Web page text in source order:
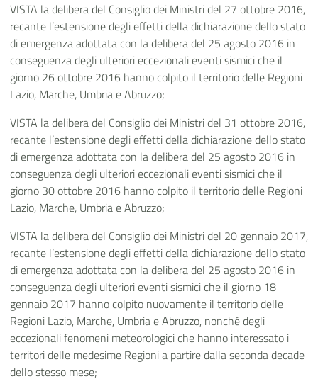
VISTA la delibera del Consiglio dei Ministri del 27 ottobre 2016,
recante l’estensione degli effetti della dichiarazione dello stato
di emergenza adottata con la delibera del 25 agosto 2016 in
conseguenza degli ulteriori eccezionali eventi sismici che il
giorno 26 ottobre 2016 hanno colpito il territorio delle Regioni
Lazio, Marche, Umbria e Abruzzo;
VISTA la delibera del Consiglio dei Ministri del 31 ottobre 2016,
recante l’estensione degli effetti della dichiarazione dello stato
di emergenza adottata con la delibera del 25 agosto 2016 in
conseguenza degli ulteriori eccezionali eventi sismici che il
giorno 30 ottobre 2016 hanno colpito il territorio delle Regioni
Lazio, Marche, Umbria e Abruzzo;
VISTA la delibera del Consiglio dei Ministri del 20 gennaio 2017,
recante l’estensione degli effetti della dichiarazione dello stato
di emergenza adottata con la delibera del 25 agosto 2016 in
conseguenza degli ulteriori eventi sismici che il giorno 18
gennaio 2017 hanno colpito nuovamente il territorio delle
Regioni Lazio, Marche, Umbria e Abruzzo, nonché degli
eccezionali fenomeni meteorologici che hanno interessato i
territori delle medesime Regioni a partire dalla seconda decade
dello stesso mese;